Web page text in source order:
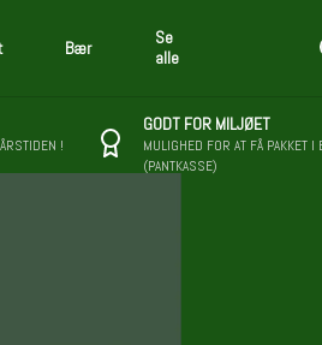
Bær
Se
alle
!
GODT FOR MILJØET
MULIGHED FOR AT FÅ PAKKET
(PANTKASSE)